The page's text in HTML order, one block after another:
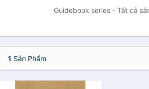
Guidebook series - Tất cả
1 Sản Phẩm